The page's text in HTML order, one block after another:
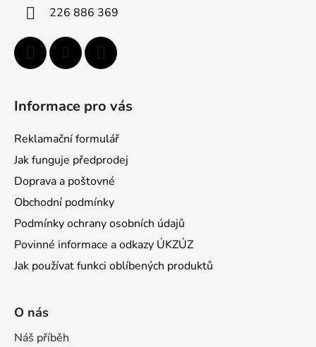
226 886 369
Informace pro vás
Reklamační formulář
Jak funguje předprodej
Doprava a poštovné
Obchodní podmínky
Podmínky ochrany osobních údajů
Povinné informace a odkazy ÚKZÚZ
Jak používat funkci oblíbených produktů
O nás
Náš příběh